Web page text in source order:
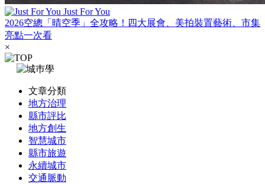
Just For You
2026空總「晴空季」全攻略！四大展會、美拍裝置藝術、市集
亮點一次看
×
文章分類
地方治理
縣市評比
地方創生
智慧城市
縣市旅遊
永續城市
交通脈動